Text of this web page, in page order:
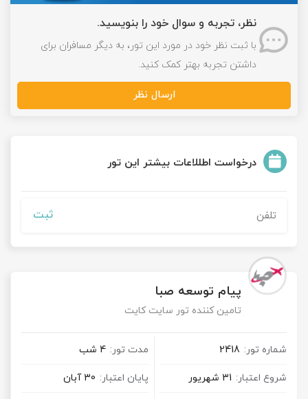
درخواست اطللاعات بیشتر این تور
ثبت
پیام توسعه صبا
تامین کننده تور سایت کایت
شماره تور: 2418 مدت تور: 4 شب
شروع اعتبار: 31 شهریور پایان اعتبار: 30 آبان
نظر، تجربه و سوال خود را بنویسید.
با ثبت نظر خود در مورد این تور، به دیگر مسافران برای
داشتن تجربه بهتر کمک کنید.
ارسال نظر